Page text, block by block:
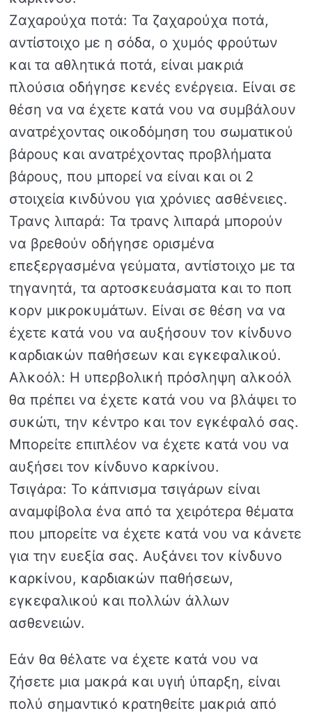
Ζαχαρούχα ποτά: Τα ζαχαρούχα ποτά,
αντίστοιχο με η σόδα, ο χυμός φρούτων
και τα αθλητικά ποτά, είναι μακριά
πλούσια οδήγησε κενές ενέργεια. Είναι σε
θέση να να έχετε κατά νου να συμβάλουν
ανατρέχοντας οικοδόμηση του σωματικού
βάρους και ανατρέχοντας προβλήματα
βάρους, που μπορεί να είναι και οι 2
στοιχεία κινδύνου για χρόνιες ασθένειες.
Τρανς λιπαρά: Τα τρανς λιπαρά μπορούν
να βρεθούν οδήγησε ορισμένα
επεξεργασμένα γεύματα, αντίστοιχο με τα
τηγανητά, τα αρτοσκευάσματα και το ποπ
κορν μικροκυμάτων. Είναι σε θέση να να
έχετε κατά νου να αυξήσουν τον κίνδυνο
καρδιακών παθήσεων και εγκεφαλικού.
Αλκοόλ: Η υπερβολική πρόσληψη αλκοόλ
θα πρέπει να έχετε κατά νου να βλάψει το
συκώτι, την κέντρο και τον εγκέφαλό σας.
Μπορείτε επιπλέον να έχετε κατά νου να
αυξήσει τον κίνδυνο καρκίνου.
Τσιγάρα: Το κάπνισμα τσιγάρων είναι
αναμφίβολα ένα από τα χειρότερα θέματα
που μπορείτε να έχετε κατά νου να κάνετε
για την ευεξία σας. Αυξάνει τον κίνδυνο
καρκίνου, καρδιακών παθήσεων,
εγκεφαλικού και πολλών άλλων
ασθενειών.
Εάν θα θέλατε να έχετε κατά νου να
ζήσετε μια μακρά και υγιή ύπαρξη, είναι
πολύ σημαντικό κρατηθείτε μακριά από